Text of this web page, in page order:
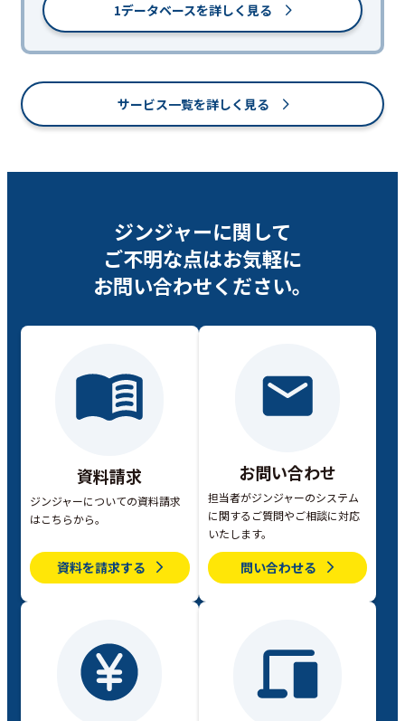
1データベースを詳しく見る
サービス一覧を詳しく見る
ジンジャーに関して
ご不明な点はお気軽に
お問い合わせください。
資料請求
ジンジャーについての資料請求
はこちらから。
資料を請求する
お問い合わせ
担当者がジンジャーのシステム
に関するご質問やご相談に対応
いたします。
問い合わせる